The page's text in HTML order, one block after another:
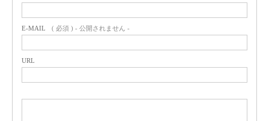
E-MAIL ( 必須 ) - 公開されません -
URL